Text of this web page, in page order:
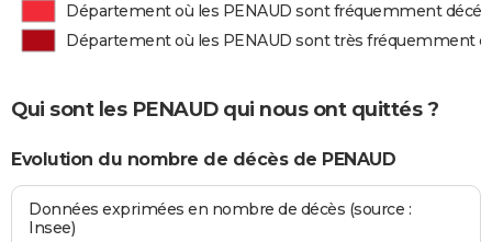
Département où les PENAUD sont fréquemment
Département où les PENAUD sont très fréquemment
Qui sont les PENAUD qui nous ont quittés ?
Evolution du nombre de décès de PENAUD
Données exprimées en nombre de décès (source :
Insee)